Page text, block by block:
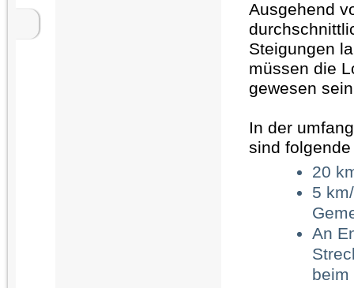
Ausgehend
Steigungen
müssen die
gewesen
In der
sind
20
5
An
beim